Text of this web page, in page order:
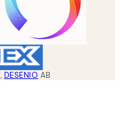
, DESENIO AB